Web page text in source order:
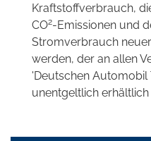
Kraftstoffverbrauch,
CO2-Emissionen und
Stromverbrauch
werden, der an allen
'Deutschen Automobil
unentgeltlich